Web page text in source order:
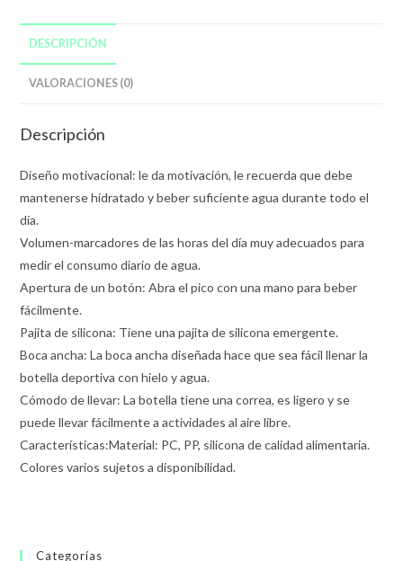
DESCRIPCIÓN
VALORACIONES (0)
Descripción
Diseño motivacional: le da motivación, le recuerda que debe
mantenerse hidratado y beber suficiente agua durante todo el
día.
Volumen-marcadores de las horas del día muy adecuados para
medir el consumo diario de agua.
Apertura de un botón: Abra el pico con una mano para beber
fácilmente.
Pajita de silicona: Tiene una pajita de silicona emergente.
Boca ancha: La boca ancha diseñada hace que sea fácil llenar la
botella deportiva con hielo y agua.
Cómodo de llevar: La botella tiene una correa, es ligero y se
puede llevar fácilmente a actividades al aire libre.
Características:Material: PC, PP, silicona de calidad alimentaria.
Colores varios sujetos a disponibilidad.
Categorías